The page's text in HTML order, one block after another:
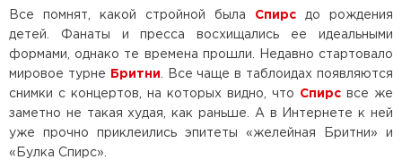
Все помнят, какой стройной была Спирс до рождения
детей. Фанаты и пресса восхищались ее идеальными
формами, однако те времена прошли. Недавно стартовало
мировое турне
Бритни . Все чаще в таблоидах появляются
снимки с концертов, на которых видно, что Спирс все же
заметно не такая худая, как раньше. А в Интернете к ней
уже прочно приклеились эпитеты «желейная Бритни» и
«Булка Спирс».